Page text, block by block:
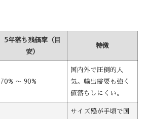
5年落ち残価率（目
安）
特徴
70% 〜 90%
国内外で圧倒的人
気。輸出需要も強く
値落ちしにくい。
サイズ感が手頃で国